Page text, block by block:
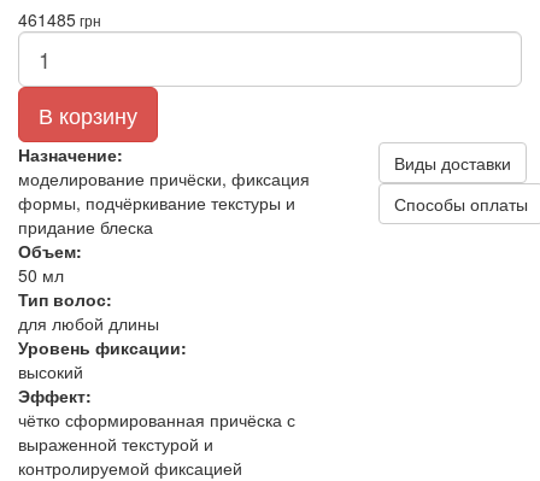
461485грн
В корзину
Назначение:
моделирование причёски, фиксация
формы, подчёркивание текстуры и
придание блеска
Объем:
50 мл
Тип волос:
для любой длины
Уровень фиксации:
высокий
Эффект:
чётко сформированная причёска с
выраженной текстурой и
контролируемой фиксацией
Виды доставки
Способы оплаты